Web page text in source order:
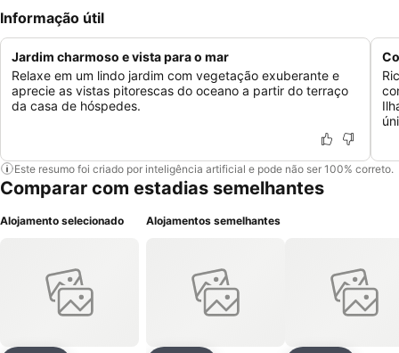
Informação útil
Jardim charmoso e vista para o mar
Relaxe em um lindo jardim com vegetação exuberante e
aprecie as vistas pitorescas do oceano a partir do terraço
da casa de hóspedes.
Este resumo foi criado por inteligência artificial e pode não ser 100% correto.
Comparar com estadias semelhantes
Alojamento selecionado Alojamentos semelhantes